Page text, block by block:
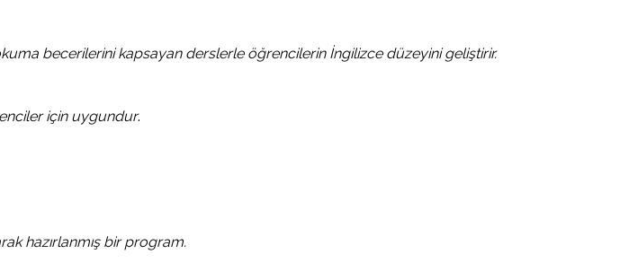
becerilerini kapsayan derslerle öğrencilerin İngilizce düzeyini geliştirir.
için uygundur.
hazırlanmış bir program.